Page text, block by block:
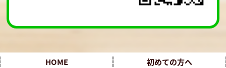
HOME
初めての方へ